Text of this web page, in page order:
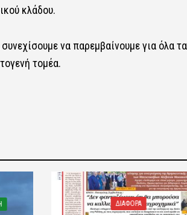
κλάδου.
να παρεμβαίνουμε για όλα τα
τομέα.
ΔΙΑΦΟΡΑ